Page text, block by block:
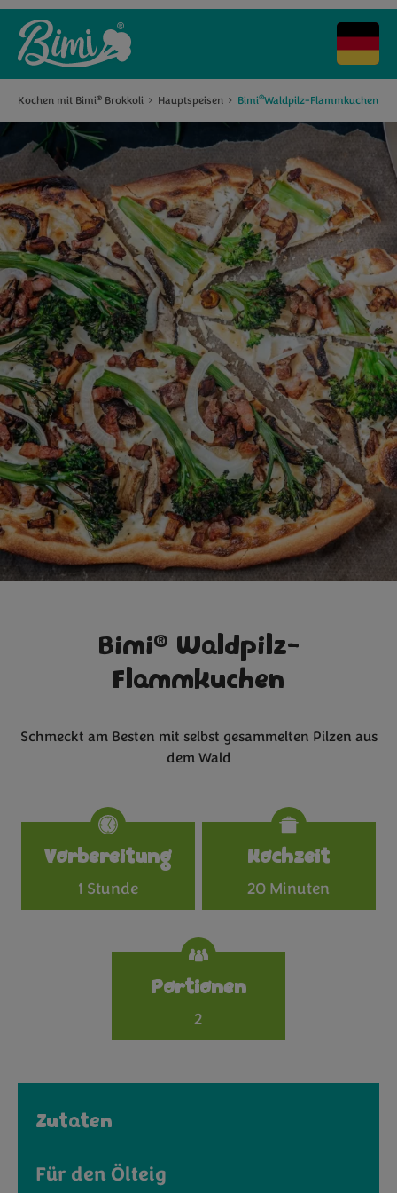
Kochen mit Bimi® Brokkoli Hauptspeisen Bimi®Waldpilz-Flammkuchen
Bimi®Waldpilz-
Flammkuchen
Schmeckt am Besten mit selbst gesammelten Pilzen aus
dem Wald
Specifications
Vorbereitung
1 Stunde
Kochzeit
20 Minuten
Portionen
2
Zutaten
Für den Ölteig